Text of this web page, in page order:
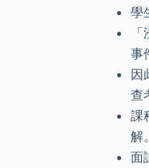
學
事
因
查
課
解。
面